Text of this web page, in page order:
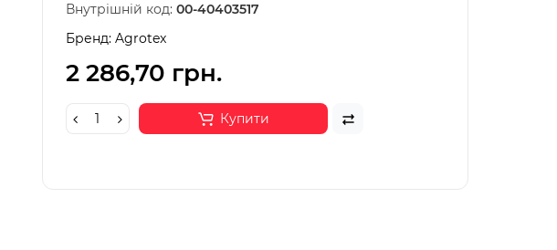
Внутрішній код: 00-40403517
Бренд: Agrotex
2 286,70 грн.
Купити